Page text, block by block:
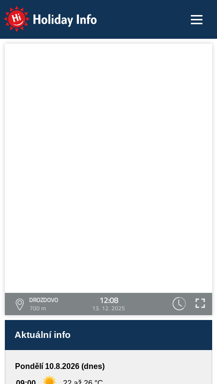
Holiday Info
DROZDOVO
700 m
12:08
13. 12. 2025
Aktuální info
Pondělí 10.8.2026 (dnes)